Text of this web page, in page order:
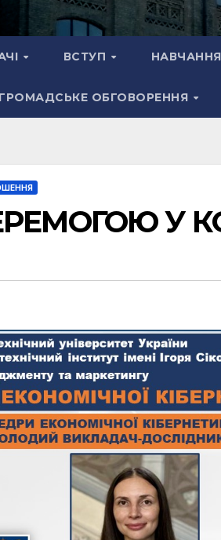
ВСТУП НАВЧАННЯ
ГРОМАДСЬКЕ ОБГОВОРЕННЯ
У